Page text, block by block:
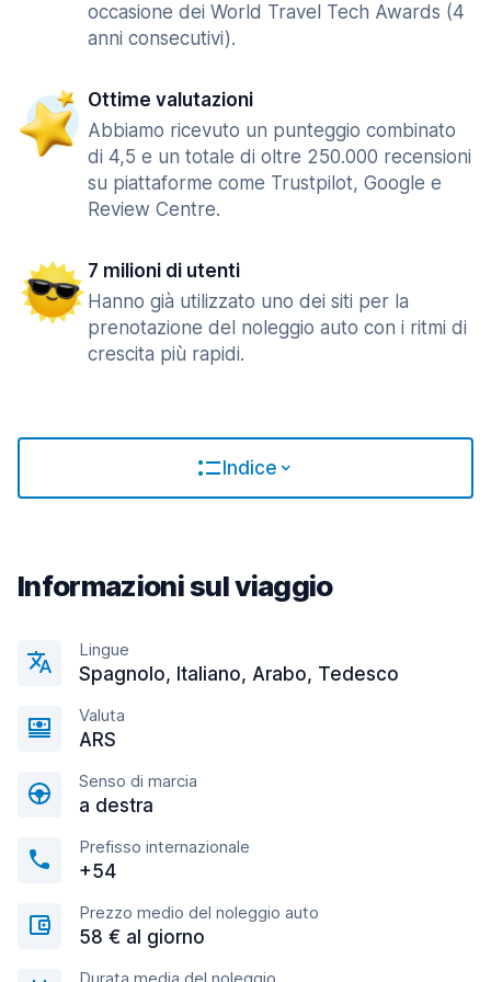
occasione dei World Travel Tech Awards (4
anni consecutivi).
Ottime valutazioni
Abbiamo ricevuto un punteggio combinato
di 4,5 e un totale di oltre 250.000 recensioni
su piattaforme come Trustpilot, Google e
Review Centre.
7 milioni di utenti
Hanno già utilizzato uno dei siti per la
prenotazione del noleggio auto con i ritmi di
crescita più rapidi.
Indice
Informazioni sul viaggio
Lingue
Spagnolo, Italiano, Arabo, Tedesco
Valuta
ARS
Senso di marcia
a destra
Prefisso internazionale
+54
Prezzo medio del noleggio auto
58 € al giorno